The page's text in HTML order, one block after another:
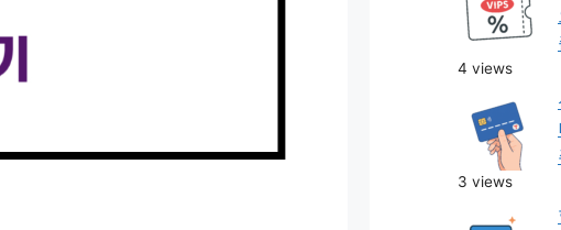
4 views
3 views